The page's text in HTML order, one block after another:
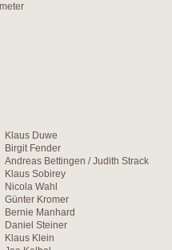
Klaus Duwe
Birgit Fender
Andreas Bettingen / Judith Strack
Klaus Sobirey
Nicola Wahl
Günter Kromer
Bernie Manhard
Daniel Steiner
Klaus Klein